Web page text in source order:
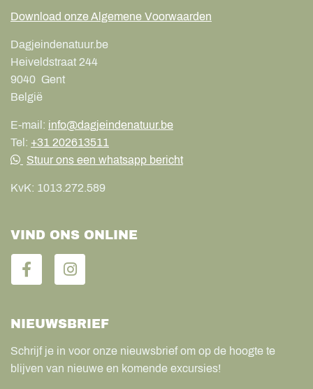
Download onze Algemene Voorwaarden
Dagjeindenatuur.be
Heiveldstraat 244
9040 Gent
België
E-mail: info@dagjeindenatuur.be
Tel: +31 202613511
Stuur ons een whatsapp bericht
KvK: 1013.272.589
VIND ONS ONLINE
NIEUWSBRIEF
Schrijf je in voor onze nieuwsbrief om op de hoogte te
blijven van nieuwe en komende excursies!